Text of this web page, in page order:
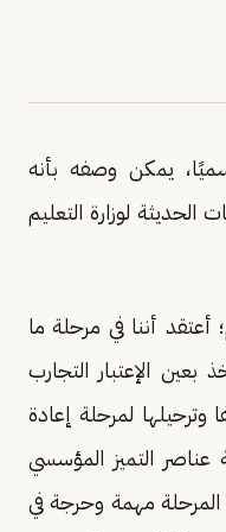
يمكن وصفه بأنه
لوزارة التعليم
أعتقد أننا في مرحلة ما
بعين الإعتبار التجارب
وترحيلها لمرحلة إعادة
التميز المؤسسي
المرحلة مهمة وحرجة في